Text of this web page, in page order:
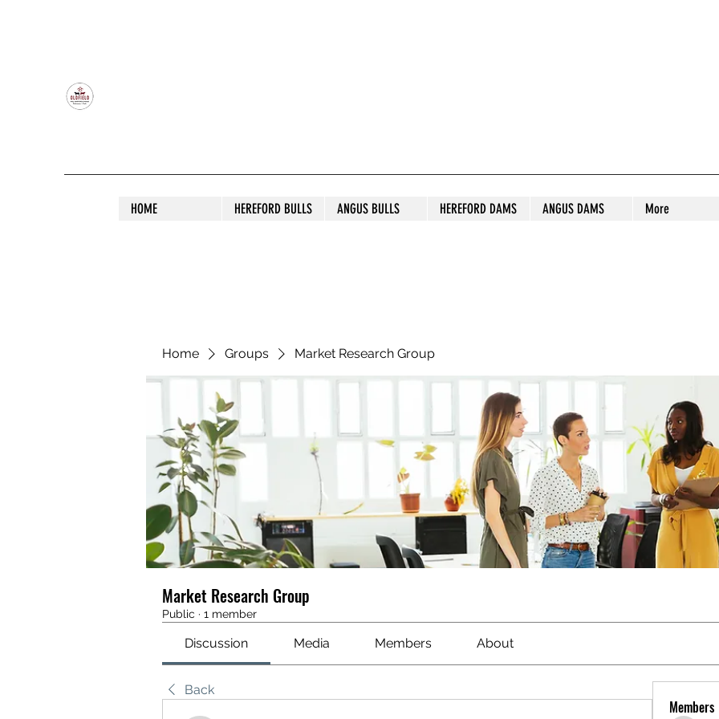
HOME HEREFORD BULLS ANGUS BULLS HEREFORD DAMS ANGUS DAMS More
Home Groups Market Research Group
Market Research Group
Public · 1 member
Discussion Media Members About
Back
Members